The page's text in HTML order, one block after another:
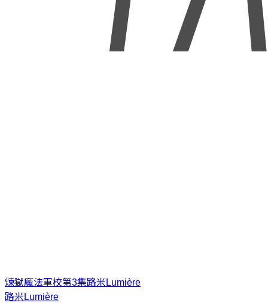
煉獄魔法軍校第3集路米Lumière
路米Lumière